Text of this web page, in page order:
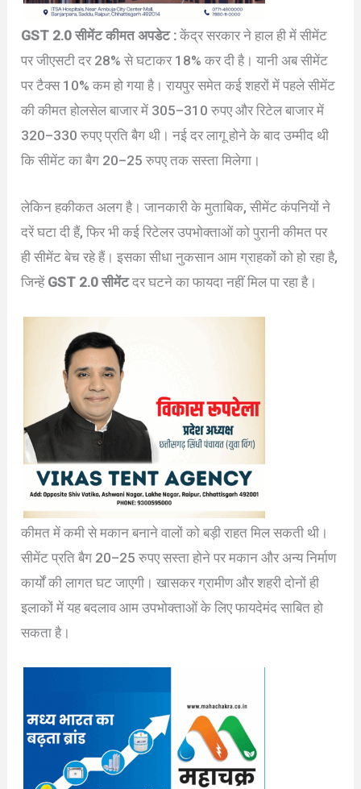
GST 2.0 सीमेंट कीमत अपडेट : केंद्र सरकार ने हाल ही में सीमेंट
पर जीएसटी दर 28% से घटाकर 18% कर दी है। यानी अब सीमेंट
पर टैक्स 10% कम हो गया है। रायपुर समेत कई शहरों में पहले सीमेंट
की कीमत होलसेल बाजार में 305–310 रुपए और रिटेल बाजार में
320–330 रुपए प्रति बैग थी। नई दर लागू होने के बाद उम्मीद थी
कि सीमेंट का बैग 20–25 रुपए तक सस्ता मिलेगा।
लेकिन हकीकत अलग है। जानकारी के मुताबिक, सीमेंट कंपनियों ने
दरें घटा दी हैं, फिर भी कई रिटेलर उपभोक्ताओं को पुरानी कीमत पर
ही सीमेंट बेच रहे हैं। इसका सीधा नुकसान आम ग्राहकों को हो रहा है,
जिन्हें GST 2.0 सीमेंटदर घटने का फायदा नहीं मिल पा रहा है।
कीमत में कमी से मकान बनाने वालों को बड़ी राहत मिल सकती थी।
सीमेंट प्रति बैग 20–25 रुपए सस्ता होने पर मकान और अन्य निर्माण
कार्यों की लागत घट जाएगी। खासकर ग्रामीण और शहरी दोनों ही
इलाकों में यह बदलाव आम उपभोक्ताओं के लिए फायदेमंद साबित हो
सकता है।